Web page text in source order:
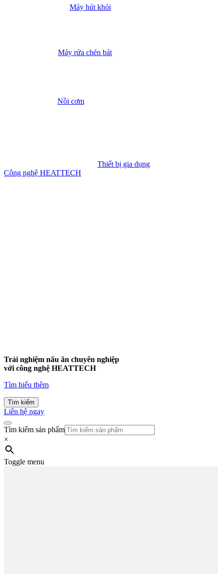
Máy hút khói
Máy rửa chén bát
Nồi cơm
Thiết bị gia dụng
Công nghệ HEATTECH
Trải nghiệm nấu ăn chuyên nghiệp
với công nghệ HEATTECH
Tìm hiểu thêm
Tìm kiếm
Liên hệ ngay
Tìm kiếm sản phẩm
×
Toggle menu